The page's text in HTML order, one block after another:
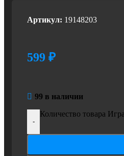
Артикул: 19148203
599 ₽
99 в наличии
-
Количество товара